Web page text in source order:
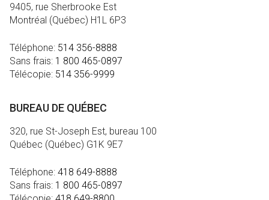
9405, rue Sherbrooke Est
Montréal (Québec) H1L 6P3
Téléphone: 514 356-8888
Sans frais: 1 800 465-0897
Télécopie: 514 356-9999
BUREAU DE QUÉBEC
320, rue St-Joseph Est, bureau 100
Québec (Québec) G1K 9E7
Téléphone: 418 649-8888
Sans frais: 1 800 465-0897